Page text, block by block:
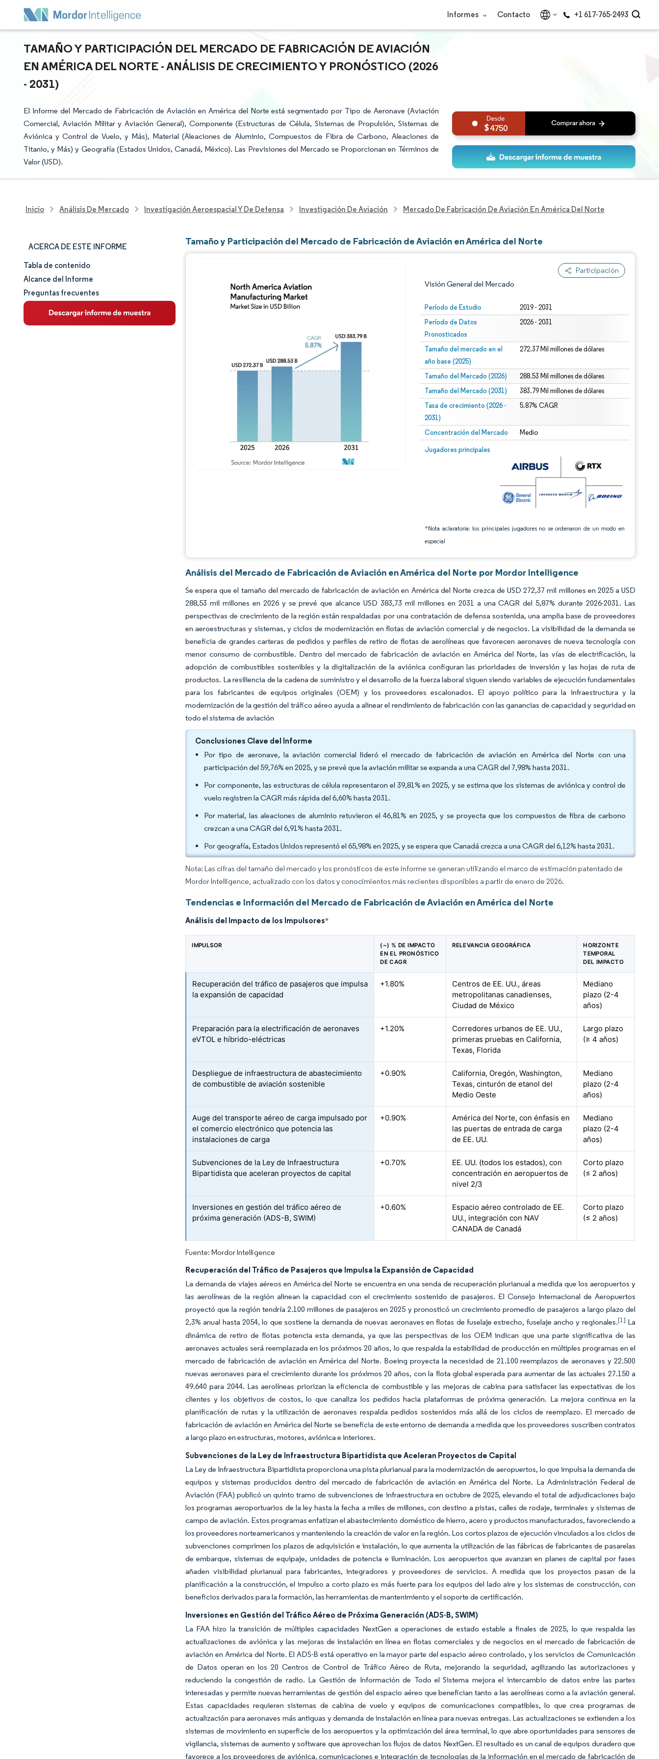
Informes Contacto +1 617-765-2493
TAMAÑO Y PARTICIPACIÓN DEL MERCADO DE FABRICACIÓN DE AVIACIÓN
EN AMÉRICA DEL NORTE - ANÁLISIS DE CRECIMIENTO Y PRONÓSTICO (2026
- 2031)
El Informe del Mercado de Fabricación de Aviación en América del Norte está segmentado por Tipo de Aeronave (Aviación
Comercial, Aviación Militar y Aviación General), Componente (Estructuras de Célula, Sistemas de Propulsión, Sistemas de
Aviónica y Control de Vuelo, y Más), Material (Aleaciones de Aluminio, Compuestos de Fibra de Carbono, Aleaciones de
Titanio, y Más) y Geografía (Estados Unidos, Canadá, México). Las Previsiones del Mercado se Proporcionan en Términos de
Valor (USD).
4750
Inicio Análisis De Mercado Investigación Aeroespacial Y De Defensa Investigación De Aviación Mercado De Fabricación De Aviación En América Del Norte
ACERCA DE ESTE INFORME
Tamaño y cuota de mercado
Análisis de mercado
Tendencias e ideas
Tabla de contenido
Alcance del Informe
Preguntas frecuentes
Tamaño y Participación del Mercado de Fabricación de Aviación en América del Norte
Participación
Visión General del Mercado
Período de Estudio 2019 - 2031
Período de Datos
Pronosticados
2026 - 2031
Tamaño del mercado en el
año base (2025)
272.37 Mil millones de dólares
Tamaño del Mercado (2026) 288.53 Mil millones de dólares
Tamaño del Mercado (2031) 383.79 Mil millones de dólares
Tasa de crecimiento (2026 -
2031)
5.87% CAGR
Concentración del Mercado Medio
Jugadores principales
*Nota aclaratoria: los principales jugadores no se ordenaron de un modo en
especial
Imagen © Mordor Intelligence. El uso requiere atribución según CC BY 4.0.
Imagen © Mordor Intelligence. El uso requiere atribución según CC BY 4.0.
Análisis del Mercado de Fabricación de Aviación en América del Norte por Mordor Intelligence
Se espera que el tamaño del mercado de fabricación de aviación en América del Norte crezca de USD 272,37 mil millones en 2025 a USD
288,53 mil millones en 2026 y se prevé que alcance USD 383,73 mil millones en 2031 a una CAGR del 5,87% durante 2026-2031. Las
perspectivas de crecimiento de la región están respaldadas por una contratación de defensa sostenida, una amplia base de proveedores
en aeroestructuras y sistemas, y ciclos de modernización en flotas de aviación comercial y de negocios. La visibilidad de la demanda se
beneficia de grandes carteras de pedidos y perfiles de retiro de flotas de aerolíneas que favorecen aeronaves de nueva tecnología con
menor consumo de combustible. Dentro del mercado de fabricación de aviación en América del Norte, las vías de electrificación, la
adopción de combustibles sostenibles y la digitalización de la aviónica configuran las prioridades de inversión y las hojas de ruta de
productos. La resiliencia de la cadena de suministro y el desarrollo de la fuerza laboral siguen siendo variables de ejecución fundamentales
para los fabricantes de equipos originales (OEM) y los proveedores escalonados. El apoyo político para la infraestructura y la
modernización de la gestión del tráfico aéreo ayuda a alinear el rendimiento de fabricación con las ganancias de capacidad y seguridad en
todo el sistema de aviación
Conclusiones Clave del Informe
Por tipo de aeronave, la aviación comercial lideró el mercado de fabricación de aviación en América del Norte con una
participación del 59,76% en 2025, y se prevé que la aviación militar se expanda a una CAGR del 7,98% hasta 2031.
Por componente, las estructuras de célula representaron el 39,81% en 2025, y se estima que los sistemas de aviónica y control de
vuelo registren la CAGR más rápida del 6,60% hasta 2031.
Por material, las aleaciones de aluminio retuvieron el 46,81% en 2025, y se proyecta que los compuestos de fibra de carbono
crezcan a una CAGR del 6,91% hasta 2031.
Por geografía, Estados Unidos representó el 65,98% en 2025, y se espera que Canadá crezca a una CAGR del 6,12% hasta 2031.
Nota: Las cifras del tamaño del mercado y los pronósticos de este informe se generan utilizando el marco de estimación patentado de
Mordor Intelligence, actualizado con los datos y conocimientos más recientes disponibles a partir de enero de 2026.
Tendencias e Información del Mercado de Fabricación de Aviación en América del Norte
Análisis del Impacto de los Impulsores*
IMPULSOR
(~) % DE IMPACTO
EN EL PRONÓSTICO
DE CAGR
RELEVANCIA GEOGRÁFICA
HORIZONTE
TEMPORAL
DEL IMPACTO
Recuperación del tráfico de pasajeros que impulsa
la expansión de capacidad
+1.80%
Centros de EE. UU., áreas
metropolitanas canadienses,
Ciudad de México
Mediano
plazo (2-4
años)
Preparación para la electrificación de aeronaves
eVTOL e híbrido-eléctricas
+1.20%
Corredores urbanos de EE. UU.,
primeras pruebas en California,
Texas, Florida
Largo plazo
(≥ 4 años)
Despliegue de infraestructura de abastecimiento
de combustible de aviación sostenible
+0.90%
California, Oregón, Washington,
Texas, cinturón de etanol del
Medio Oeste
Mediano
plazo (2-4
años)
Auge del transporte aéreo de carga impulsado por
el comercio electrónico que potencia las
instalaciones de carga
+0.90%
América del Norte, con énfasis en
las puertas de entrada de carga
de EE. UU.
Mediano
plazo (2-4
años)
Subvenciones de la Ley de Infraestructura
Bipartidista que aceleran proyectos de capital
+0.70%
EE. UU. (todos los estados), con
concentración en aeropuertos de
nivel 2/3
Corto plazo
(≤ 2 años)
Inversiones en gestión del tráfico aéreo de
próxima generación (ADS-B, SWIM)
+0.60%
Espacio aéreo controlado de EE.
UU., integración con NAV
CANADA de Canadá
Corto plazo
(≤ 2 años)
Fuente: Mordor Intelligence
Recuperación del Tráfico de Pasajeros que Impulsa la Expansión de Capacidad
La demanda de viajes aéreos en América del Norte se encuentra en una senda de recuperación plurianual a medida que los aeropuertos y
las aerolíneas de la región alinean la capacidad con el crecimiento sostenido de pasajeros. El Consejo Internacional de Aeropuertos
proyectó que la región tendría 2.100 millones de pasajeros en 2025 y pronosticó un crecimiento promedio de pasajeros a largo plazo del
2,3% anual hasta 2054, lo que sostiene la demanda de nuevas aeronaves en flotas de fuselaje estrecho, fuselaje ancho y regionales.[1] La
dinámica de retiro de flotas potencia esta demanda, ya que las perspectivas de los OEM indican que una parte significativa de las
aeronaves actuales será reemplazada en los próximos 20 años, lo que respalda la estabilidad de producción en múltiples programas en el
mercado de fabricación de aviación en América del Norte. Boeing proyecta la necesidad de 21.100 reemplazos de aeronaves y 22.500
nuevas aeronaves para el crecimiento durante los próximos 20 años, con la flota global esperada para aumentar de las actuales 27.150 a
49.640 para 2044. Las aerolíneas priorizan la eficiencia de combustible y las mejoras de cabina para satisfacer las expectativas de los
clientes y los objetivos de costos, lo que canaliza los pedidos hacia plataformas de próxima generación. La mejora continua en la
planificación de rutas y la utilización de aeronaves respalda pedidos sostenidos más allá de los ciclos de reemplazo. El mercado de
fabricación de aviación en América del Norte se beneficia de este entorno de demanda a medida que los proveedores suscriben contratos
a largo plazo en estructuras, motores, aviónica e interiores.
Subvenciones de la Ley de Infraestructura Bipartidista que Aceleran Proyectos de Capital
La Ley de Infraestructura Bipartidista proporciona una pista plurianual para la modernización de aeropuertos, lo que impulsa la demanda de
equipos y sistemas producidos dentro del mercado de fabricación de aviación en América del Norte. La Administración Federal de
Aviación (FAA) publicó un quinto tramo de subvenciones de infraestructura en octubre de 2025, elevando el total de adjudicaciones bajo
los programas aeroportuarios de la ley hasta la fecha a miles de millones, con destino a pistas, calles de rodaje, terminales y sistemas de
campo de aviación. Estos programas enfatizan el abastecimiento doméstico de hierro, acero y productos manufacturados, favoreciendo a
los proveedores norteamericanos y manteniendo la creación de valor en la región. Los cortos plazos de ejecución vinculados a los ciclos de
subvenciones comprimen los plazos de adquisición e instalación, lo que aumenta la utilización de las fábricas de fabricantes de pasarelas
de embarque, sistemas de equipaje, unidades de potencia e iluminación. Los aeropuertos que avanzan en planes de capital por fases
añaden visibilidad plurianual para fabricantes, integradores y proveedores de servicios. A medida que los proyectos pasan de la
planificación a la construcción, el impulso a corto plazo es más fuerte para los equipos del lado aire y los sistemas de construcción, con
beneficios derivados para la formación, las herramientas de mantenimiento y el soporte de certificación.
Inversiones en Gestión del Tráfico Aéreo de Próxima Generación (ADS-B, SWIM)
La FAA hizo la transición de múltiples capacidades NextGen a operaciones de estado estable a finales de 2025, lo que respalda las
actualizaciones de aviónica y las mejoras de instalación en línea en flotas comerciales y de negocios en el mercado de fabricación de
aviación en América del Norte. El ADS-B está operativo en la mayor parte del espacio aéreo controlado, y los servicios de Comunicación
de Datos operan en los 20 Centros de Control de Tráfico Aéreo de Ruta, mejorando la seguridad, agilizando las autorizaciones y
reduciendo la congestión de radio. La Gestión de Información de Todo el Sistema mejora el intercambio de datos entre las partes
interesadas y permite nuevas herramientas de gestión del espacio aéreo que benefician tanto a las aerolíneas como a la aviación general.
Estas capacidades requieren sistemas de cabina de vuelo y equipos de comunicaciones compatibles, lo que crea programas de
actualización para aeronaves más antiguas y demanda de instalación en línea para nuevas entregas. Las actualizaciones se extienden a los
sistemas de movimiento en superficie de los aeropuertos y la optimización del área terminal, lo que abre oportunidades para sensores de
vigilancia, sistemas de aumento y software que aprovechan los flujos de datos NextGen. El resultado es un canal de equipos duradero que
favorece a los proveedores de aviónica, comunicaciones e integración de tecnologías de la información en el mercado de fabricación de